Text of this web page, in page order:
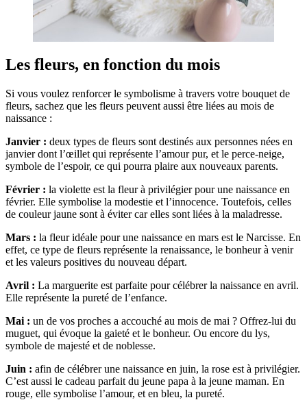
Les fleurs, en fonction du mois
Si vous voulez renforcer le symbolisme à travers votre bouquet de
fleurs, sachez que les fleurs peuvent aussi être liées au mois de
naissance :
Janvier : deux types de fleurs sont destinés aux personnes nées en
janvier dont l’œillet qui représente l’amour pur, et le perce-neige,
symbole de l’espoir, ce qui pourra plaire aux nouveaux parents.
Février : la violette est la fleur à privilégier pour une naissance en
février. Elle symbolise la modestie et l’innocence. Toutefois, celles
de couleur jaune sont à éviter car elles sont liées à la maladresse.
Mars : la fleur idéale pour une naissance en mars est le Narcisse. En
effet, ce type de fleurs représente la renaissance, le bonheur à venir
et les valeurs positives du nouveau départ.
Avril : La marguerite est parfaite pour célébrer la naissance en avril.
Elle représente la pureté de l’enfance.
Mai : un de vos proches a accouché au mois de mai ? Offrez-lui du
muguet, qui évoque la gaieté et le bonheur. Ou encore du lys,
symbole de majesté et de noblesse.
Juin : afin de célébrer une naissance en juin, la rose est à privilégier.
C’est aussi le cadeau parfait du jeune papa à la jeune maman. En
rouge, elle symbolise l’amour, et en bleu, la pureté.